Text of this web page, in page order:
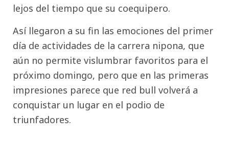
lejos del tiempo que su coequipero.
Así llegaron a su fin las emociones del primer
día de actividades de la carrera nipona, que
aún no permite vislumbrar favoritos para el
próximo domingo, pero que en las primeras
impresiones parece que red bull volverá a
conquistar un lugar en el podio de
triunfadores.